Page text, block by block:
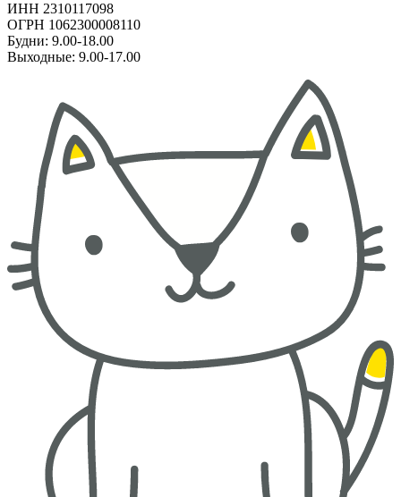
ИНН 2310117098
ОГРН 1062300008110
Будни: 9.00-18.00
Выходные: 9.00-17.00